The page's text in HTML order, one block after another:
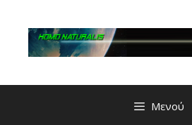
περιεχόμενο
Μενού